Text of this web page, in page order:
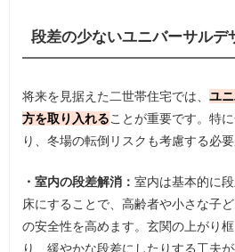
段差の少ないユニバーサルデ
将来を見据えた二世帯住宅では、ユ
方を取り入れることが重要です。特
り、冬場の転倒リスクも考慮する必要
・室内の段差解消：室内は基本的に
床にすることで、高齢者や小さな子
の安全性を高めます。玄関の上がり
り、緩やかな段差にしたりする工夫が